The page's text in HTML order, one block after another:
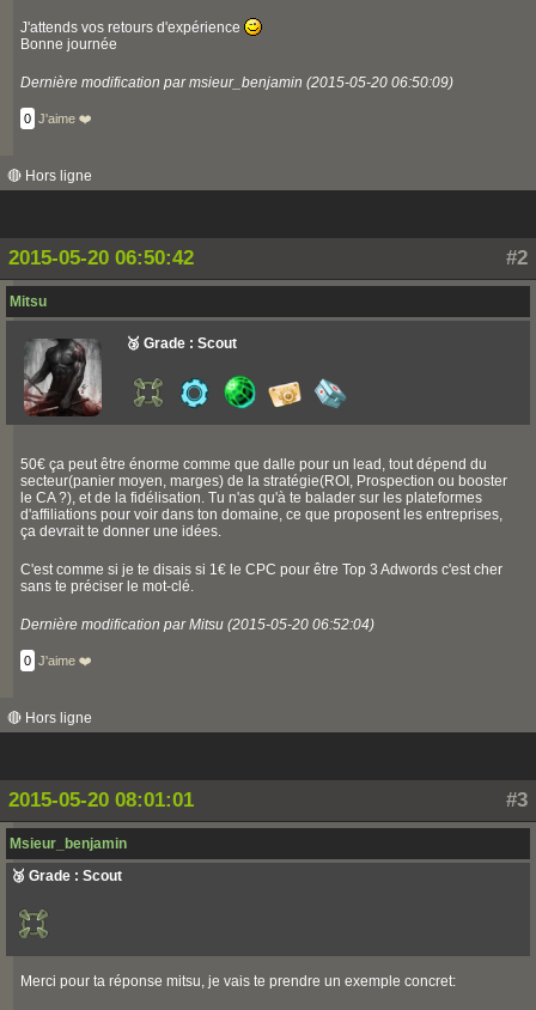
J'attends vos retours d'expérience
Bonne journée
Dernière modification par msieur_benjamin (2015-05-20 06:50:09)
0 J'aime ❤️
🔴 Hors ligne
#2
2015-05-20 06:50:42
Mitsu
🥉 Grade : Scout
50€ ça peut être énorme comme que dalle pour un lead, tout dépend du
secteur(panier moyen, marges) de la stratégie(ROI, Prospection ou booster
le CA ?), et de la fidélisation. Tu n'as qu'à te balader sur les plateformes
d'affiliations pour voir dans ton domaine, ce que proposent les entreprises,
ça devrait te donner une idées.
C'est comme si je te disais si 1€ le CPC pour être Top 3 Adwords c'est cher
sans te préciser le mot-clé.
Dernière modification par Mitsu (2015-05-20 06:52:04)
0 J'aime ❤️
🔴 Hors ligne
#3
2015-05-20 08:01:01
Msieur_benjamin
🥉 Grade : Scout
Merci pour ta réponse mitsu, je vais te prendre un exemple concret: